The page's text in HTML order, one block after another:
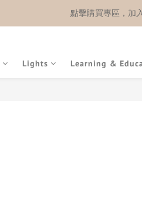
點擊購買專區，加
Lights Learning &